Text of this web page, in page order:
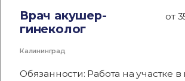
Врач акушер-
гинеколог
от
Калининград
Обязанности: Работа на участке в